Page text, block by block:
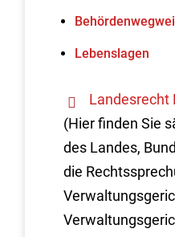
Lebenslagen
Landesrecht
(Hier finden Sie
des Landes,
die